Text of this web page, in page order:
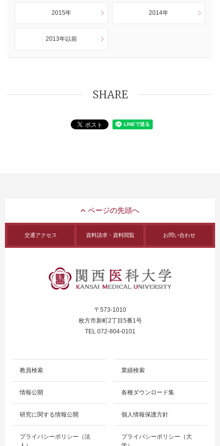
2015年 2014年
2013年以前
SHARE
交通アクセス 資料請求・資料閲覧 お問い合わせ
〒573-1010
枚方市新町2丁目5番1号
TEL 072-804-0101
教員検索 業績検索
情報公開 各種ダウンロード集
研究に関する情報公開 個人情報保護方針
プライバシーポリシー（法
プライバシーポリシー（大